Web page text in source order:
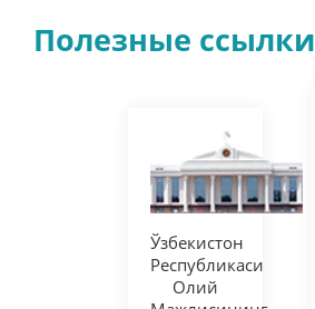
Полезные ссылки
Ўзбекистон
Республикаси
Олий